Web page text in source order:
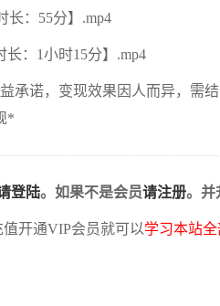
长：55分】.mp4
：1小时15分】.mp4
承诺，变现效果因人而异，需
*
登陆。如果不是会员请注册。并
值开通VIP会员就可以学习本站全